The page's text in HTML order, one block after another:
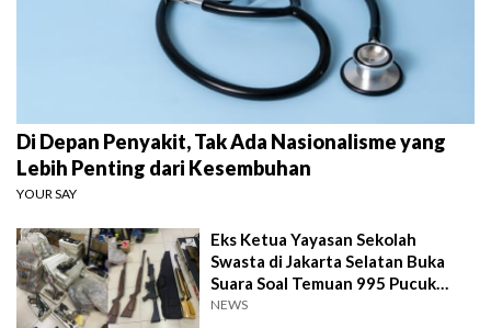
Di Depan Penyakit, Tak Ada Nasionalisme yang
Lebih Penting dari Kesembuhan
YOUR SAY
Eks Ketua Yayasan Sekolah
Swasta di Jakarta Selatan Buka
Suara Soal Temuan 995 Pucuk
Senjata Api
NEWS